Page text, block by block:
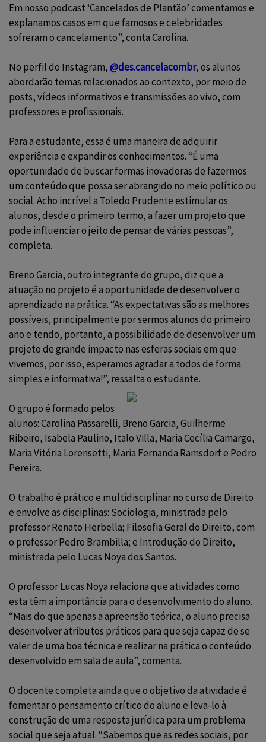
Em nosso podcast ‘Cancelados de Plantão’ comentamos e
explanamos casos em que famosos e celebridades
sofreram o cancelamento”, conta Carolina.
No perfil do Instagram,@des.cancelacombr, os alunos
abordarão temas relacionados ao contexto, por meio de
posts, vídeos informativos e transmissões ao vivo, com
professores e profissionais.
Para a estudante, essa é uma maneira de adquirir
experiência e expandir os conhecimentos. “É uma
oportunidade de buscar formas inovadoras de fazermos
um conteúdo que possa ser abrangido no meio político ou
social. Acho incrível a Toledo Prudente estimular os
alunos, desde o primeiro termo, a fazer um projeto que
pode influenciar o jeito de pensar de várias pessoas”,
completa.
Breno Garcia, outro integrante do grupo, diz que a
atuação no projeto é a oportunidade de desenvolver o
aprendizado na prática. “As expectativas são as melhores
possíveis, principalmente por sermos alunos do primeiro
ano e tendo, portanto, a possibilidade de desenvolver um
projeto de grande impacto nas esferas sociais em que
vivemos, por isso, esperamos agradar a todos de forma
simples e informativa!”, ressalta o estudante.
O grupo é formado pelos
alunos: Carolina Passarelli, Breno Garcia, Guilherme
Ribeiro, Isabela Paulino, Italo Villa, Maria Cecília Camargo,
Maria Vitória Lorensetti, Maria Fernanda Ramsdorf e Pedro
Pereira.
O trabalho é prático e multidisciplinar no curso de Direito
e envolve as disciplinas: Sociologia, ministrada pelo
professor Renato Herbella; Filosofia Geral do Direito, com
o professor Pedro Brambilla; e Introdução do Direito,
ministrada pelo Lucas Noya dos Santos.
O professor Lucas Noya relaciona que atividades como
esta têm a importância para o desenvolvimento do aluno.
“Mais do que apenas a apreensão teórica, o aluno precisa
desenvolver atributos práticos para que seja capaz de se
valer de uma boa técnica e realizar na prática o conteúdo
desenvolvido em sala de aula”, comenta.
O docente completa ainda que o objetivo da atividade é
fomentar o pensamento crítico do aluno e leva-lo à
construção de uma resposta jurídica para um problema
social que seja atual. “Sabemos que as redes sociais, por